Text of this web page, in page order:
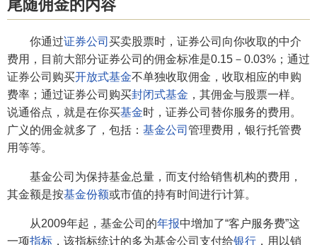
尾随佣金的内容
你通过证券公司 买卖股票时，证券公司向你收取的中介
费用，目前大部分证券公司的佣金标准是0.15－0.03%；通过
证券公司购买开放式基金不单独收取佣金，收取相应的申购
费率；通过证券公司购买封闭式基金 ，其佣金与股票一样。
说通俗点，就是在你买基金时，证券公司替你服务的费用。
广义的佣金就多了，包括： 基金公司 管理费用，银行托管费
用等等。
基金公司为保持基金总量，而支付给销售机构的费用，
其金额是按基金份额或市值的持有时间进行计算。
从2009年起，基金公司的年报中增加了“客户服务费”这
一项指标 ，该指标统计的多为基金公司支付给银行 ，用以销